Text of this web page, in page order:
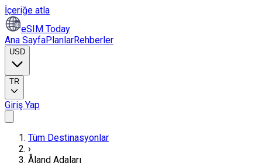
İçeriğe atla
eSIM Today
Ana SayfaPlanlarRehberler
USD
TR
Giriş Yap
Tüm Destinasyonlar
›
Åland Adaları